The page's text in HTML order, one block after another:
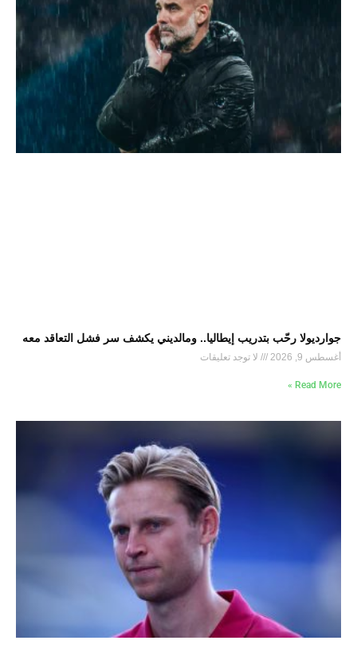
جوارديولا رحّب بتدريب إيطاليا.. ومالديني يكشف سر فشل التعاقد معه
أغسطس 9, 2026 لا توجد تعليقات
Read More »